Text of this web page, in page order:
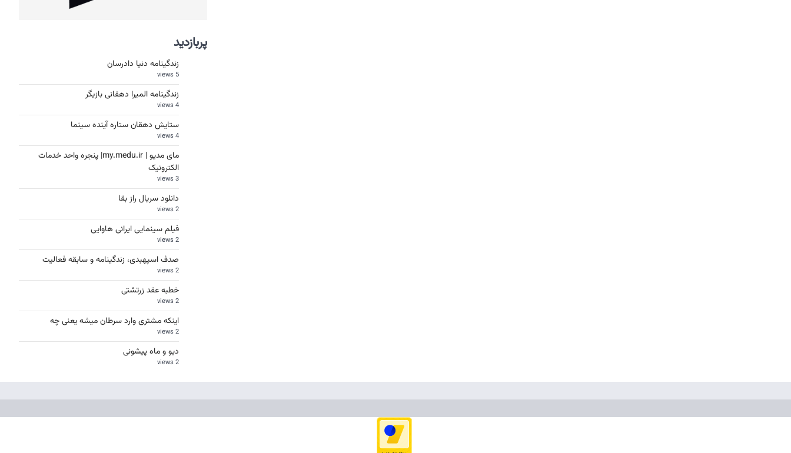
پربازدید
زندگینامه دنیا دادرسان
5 views
زندگینامه المیرا دهقانی بازیگر
4 views
ستایش دهقان ستاره آینده سینما
4 views
مای مدیو | my.medu.ir| پنجره واحد خدمات
الکترونیک
3 views
دانلود سریال راز بقا
2 views
فیلم سینمایی ایرانی هاوایی
2 views
صدف اسپهبدی، زندگینامه و سابقه فعالیت
2 views
خطبه عقد زرتشتی
2 views
اینکه مشتری وارد سرطان میشه یعنی چه
2 views
دیو و ماه پیشونی
2 views